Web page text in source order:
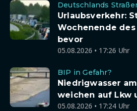
Deutschlands
Urlaubsverkehr:
Wochenende
bevor
05.08.2026 • 17:26 Uhr
BIP in Gefahr?
Niedrigwasser
weichen auf Lkw
05.08.2026 • 17:24 Uhr